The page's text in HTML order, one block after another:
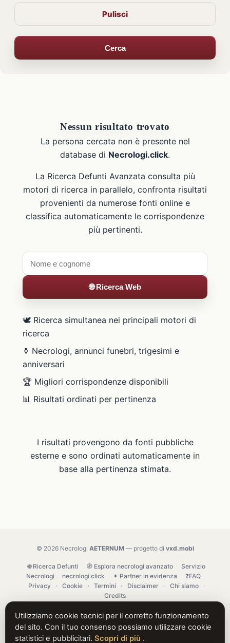
Pulisci
Cerca
Nessun risultato trovato
La persona cercata non è presente nel
database di Necrologi.click.
La Ricerca Defunti Avanzata consulta più
motori di ricerca in parallelo, confronta risultati
provenienti da numerose fonti online e
classifica automaticamente le corrispondenze
più pertinenti.
🌐 Ricerca Web
🕊️ Ricerca simultanea nei principali motori di
ricerca
⚱️ Necrologi, annunci funebri, trigesimi e
anniversari
🏆 Migliori corrispondenze disponibili
📊 Risultati ordinati per pertinenza
I risultati provengono da fonti pubbliche
esterne e sono ordinati automaticamente in
base alla pertinenza stimata.
© 2026 Necrologi AETERNUM— progetto di vxd.mobi
🌐 Ricerca Defunti 🧭 Esplora necrologi avanzato
Servizio
Necrologi
necrologi.click ✦ Partner in evidenza
❓FAQ
Privacy
· Cookie · Termini · Disclaimer · Chi siamo
·
Credits
Utilizziamo cookie tecnici per il corretto funzionamento
del sito. Con il tuo consenso possiamo utilizzare cookie
statistici e pubblicitari. Scopri di più .